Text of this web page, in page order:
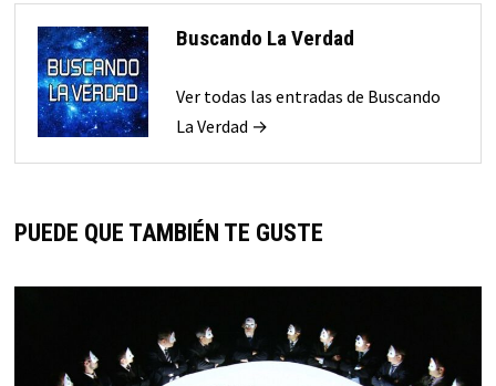
Buscando La Verdad
Ver todas las entradas de Buscando
La Verdad →
PUEDE QUE TAMBIÉN TE GUSTE